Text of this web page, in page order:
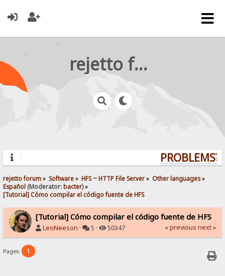
rejetto forum
PROBLEMS?
rejetto forum» Software» HFS ~ HTTP File Server» Other languages»
Español (Moderator: bacter) »
[Tutorial] Cómo compilar el código fuente de HFS
[Tutorial] Cómo compilar el código fuente de HFS
LeoNeeson · 5 · 50347 « previous next »
Pages: 1